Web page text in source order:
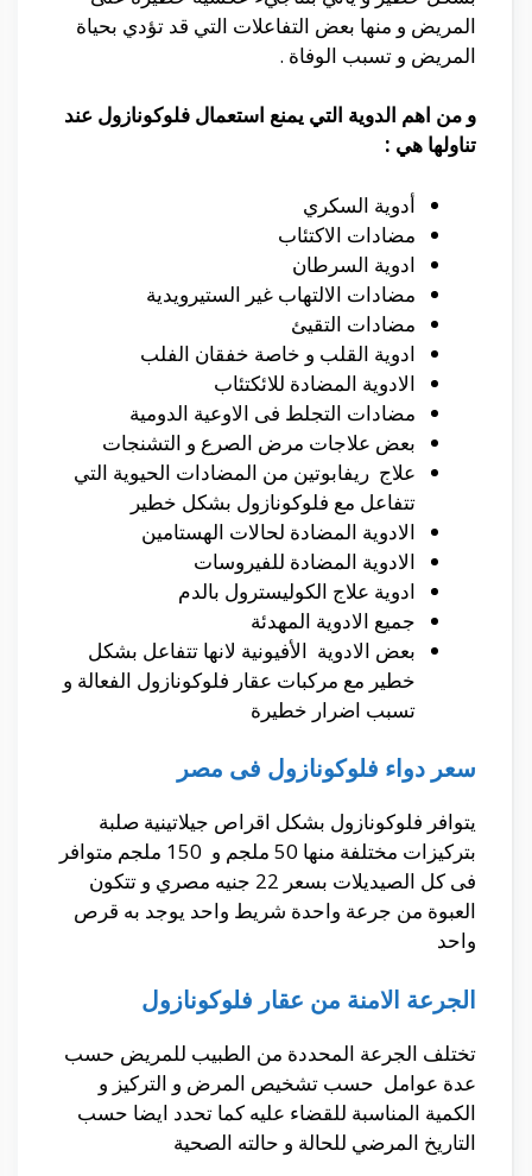
المريض و منها بعض التفاعلات التي قد تؤدي بحياة
المريض و تسبب الوفاة .
و من اهم الدوية التي يمنع استعمال فلوكونازول عند
تناولها هي :
أدوية السكري
مضادات الاكتئاب
ادوية السرطان
مضادات الالتهاب غير الستيرويدية
مضادات التقيئ
ادوية القلب و خاصة خفقان الفلب
الادوية المضادة للائكتئاب
مضادات التجلط فى الاوعية الدومية
بعض علاجات مرض الصرع و التشنجات
علاج ريفابوتين من المضادات الحيوية التي
تتفاعل مع فلوكونازول بشكل خطير
الادوية المضادة لحالات الهستامين
الادوية المضادة للفيروسات
ادوية علاج الكوليسترول بالدم
جميع الادوية المهدئة
بعض الادوية الأفيونية لانها تتفاعل بشكل
خطير مع مركبات عقار فلوكونازول الفعالة و
تسبب اضرار خطيرة
سعر دواء فلوكونازول فى مصر
يتوافر فلوكونازول بشكل اقراص جيلاتينية صلبة
بتركيزات مختلفة منها 50 ملجم و 150 ملجم متوافر
فى كل الصيديلات بسعر 22 جنيه مصري و تتكون
العبوة من جرعة واحدة شريط واحد يوجد به قرص
واحد
الجرعة الامنة من عقار فلوكونازول
تختلف الجرعة المحددة من الطبيب للمريض حسب
عدة عوامل حسب تشخيص المرض و التركيز و
الكمية المناسبة للقضاء عليه كما تحدد ايضا حسب
التاريخ المرضي للحالة و حالته الصحية